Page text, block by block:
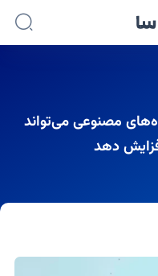
مصنوعی می‌تواند
دهد